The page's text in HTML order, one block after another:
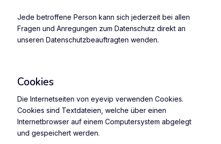
Jede betroffene Person kann sich jederzeit bei allen
Fragen und Anregungen zum Datenschutz direkt an
unseren Datenschutzbeauftragten wenden.
Cookies
Die Internetseiten von eyevip verwenden Cookies.
Cookies sind Textdateien, welche über einen
Internetbrowser auf einem Computersystem abgelegt
und gespeichert werden.